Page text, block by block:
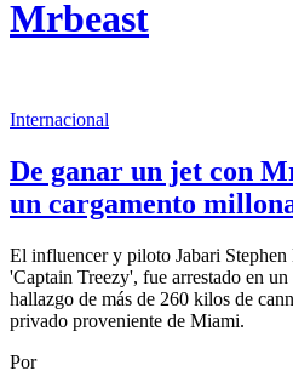
Mrbeast
Internacional
De ganar un jet con
un cargamento
El influencer y piloto Jabari
'Captain Treezy', fue arrestado en
hallazgo de más de 260 kilos de
privado proveniente de Miami.
Por